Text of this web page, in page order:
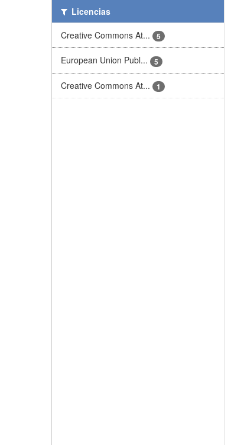
Licencias
Creative Commons At...
5
European Union Publ... 5
Creative Commons At... 1